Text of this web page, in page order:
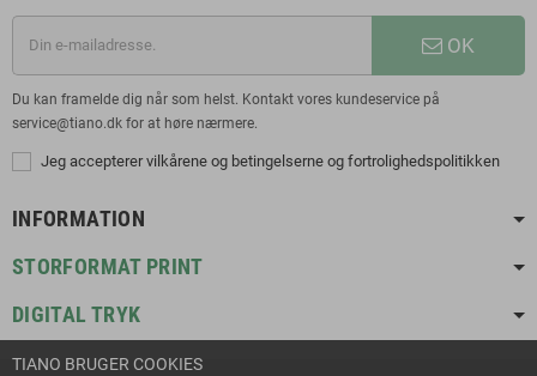
OK
Du kan framelde dig når som helst. Kontakt vores kundeservice på
service@tiano.dk for at høre nærmere.
Jeg accepterer vilkårene og betingelserne og fortrolighedspolitikken
INFORMATION
STORFORMAT PRINT
DIGITAL TRYK
TIANO BRUGER COOKIES